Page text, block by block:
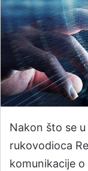
​Nakon što se u
rukovodioca
komunikacije